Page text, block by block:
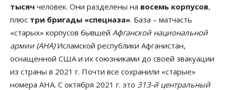
тысяч человек. Они разделены на восемь корпусов,
плюс три бригады «спецназа». База – матчасть
«старых» корпусов бывшей Афганской национальной
армии (АНА)Исламской республики Афганистан,
оснащенной США и их союзниками до своей эвакуации
из страны в 2021 г. Почти все сохранили «старые»
номера АНА. С октября 2021 г. это 313-й центральный